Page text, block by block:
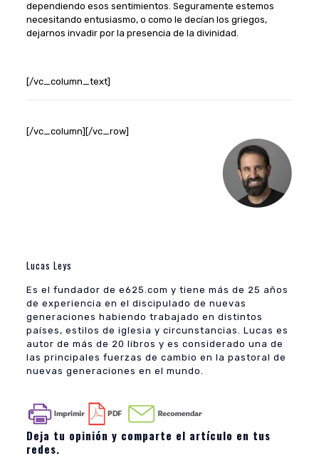
dependiendo esos sentimientos. Seguramente estemos
necesitando entusiasmo, o como le decían los griegos,
dejarnos invadir por la presencia de la divinidad.
[/vc_column_text]
[/vc_column][/vc_row]
Lucas Leys
Es el fundador de e625.com y tiene más de 25 años
de experiencia en el discipulado de nuevas
generaciones habiendo trabajado en distintos
países, estilos de iglesia y circunstancias. Lucas es
autor de más de 20 libros y es considerado una de
las principales fuerzas de cambio en la pastoral de
nuevas generaciones en el mundo.
Deja tu opinión y comparte el artículo en tus
redes.